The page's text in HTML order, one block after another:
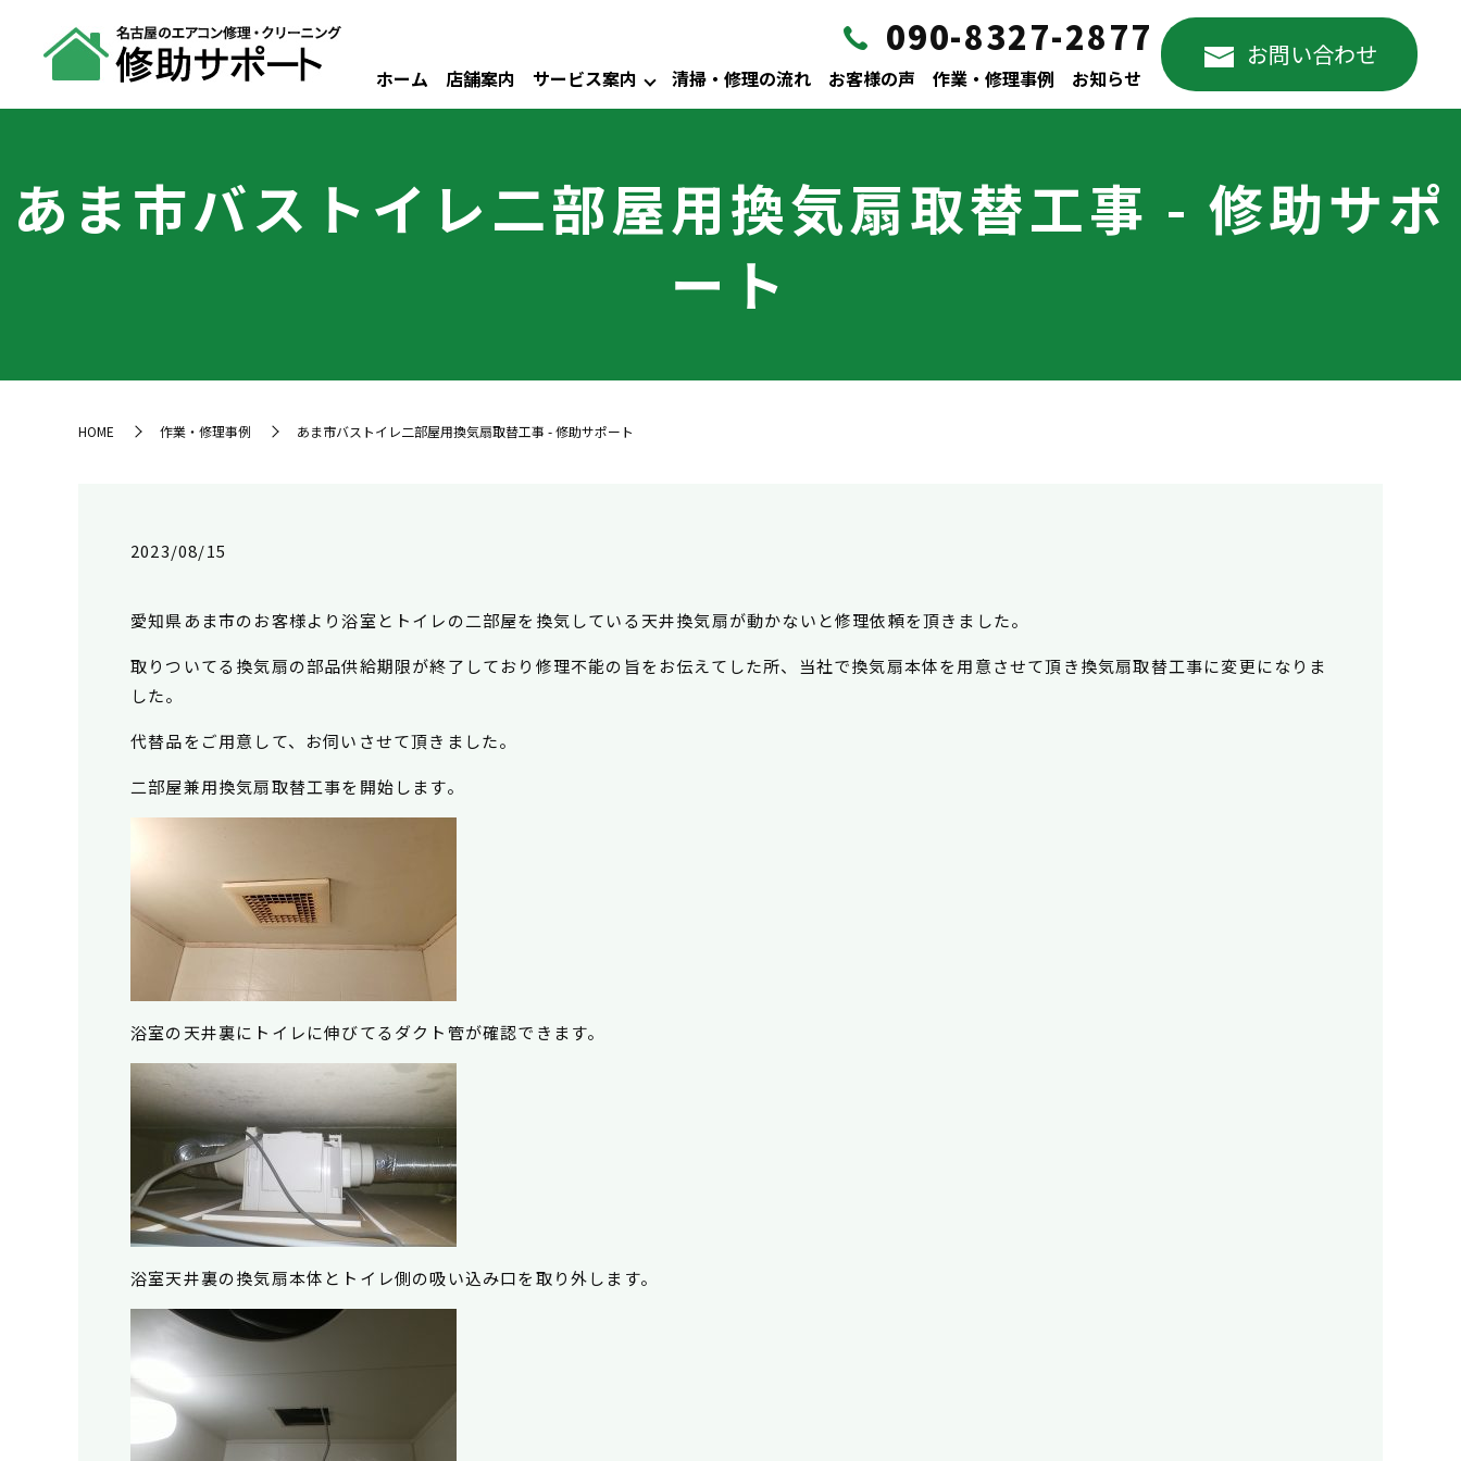
ホーム 店舗案内 サービス案内 清掃・修理の流れ お客様の声 作業・修理事例 お知らせ
お問い合わせ
090-8327-2877
あま市バストイレ二部屋用換気扇取替工事 - 修助サポ
ート
HOME 作業・修理事例 あま市バストイレ二部屋用換気扇取替工事 - 修助サポート
2023/08/15
愛知県あま市のお客様より浴室とトイレの二部屋を換気している天井換気扇が動かないと修理依頼を頂きました。
取りついてる換気扇の部品供給期限が終了しており修理不能の旨をお伝えてした所、当社で換気扇本体を用意させて頂き換気扇取替工事に変更になりま
した。
代替品をご用意して、お伺いさせて頂きました。
二部屋兼用換気扇取替工事を開始します。
浴室の天井裏にトイレに伸びてるダクト管が確認できます。
浴室天井裏の換気扇本体とトイレ側の吸い込み口を取り外します。